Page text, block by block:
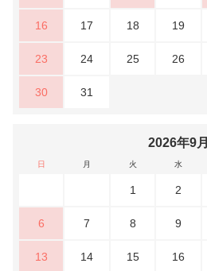
16 17 18 19
23 24 25 26
30 31
2026年9月
日 月 火 水
1 2
6 7 8 9
13 14 15 16